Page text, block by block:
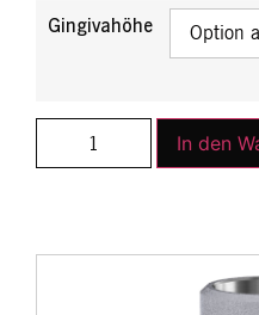
Gingivahöhe
In den